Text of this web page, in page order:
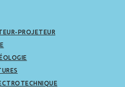
PROJETEUR